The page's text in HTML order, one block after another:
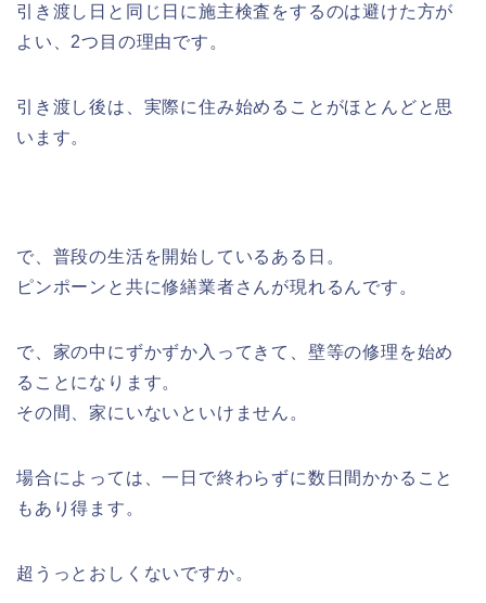
引き渡し日と同じ日に施主検査をするのは避けた方が
よい、2つ目の理由です。
引き渡し後は、実際に住み始めることがほとんどと思
います。
で、普段の生活を開始しているある日。
ピンポーンと共に修繕業者さんが現れるんです。
で、家の中にずかずか入ってきて、壁等の修理を始め
ることになります。
その間、家にいないといけません。
場合によっては、一日で終わらずに数日間かかること
もあり得ます。
超うっとおしくないですか。